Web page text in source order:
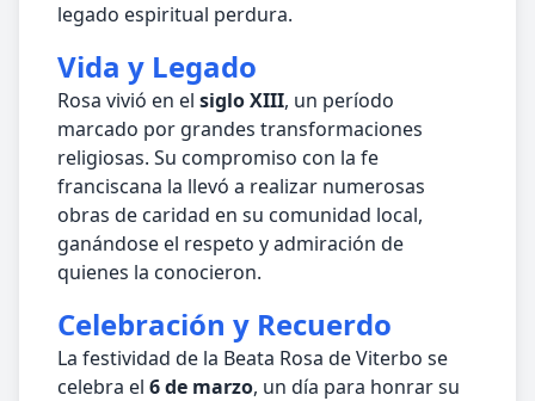
legado espiritual perdura.
Vida y Legado
Rosa vivió en el siglo XIII, un período
marcado por grandes transformaciones
religiosas. Su compromiso con la fe
franciscana la llevó a realizar numerosas
obras de caridad en su comunidad local,
ganándose el respeto y admiración de
quienes la conocieron.
Celebración y Recuerdo
La festividad de la Beata Rosa de Viterbo se
celebra el 6 de marzo, un día para honrar su